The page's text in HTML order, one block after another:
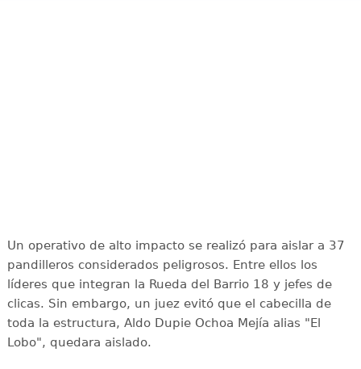
Un operativo de alto impacto se realizó para aislar a 37
pandilleros considerados peligrosos. Entre ellos los
líderes que integran la Rueda del Barrio 18 y jefes de
clicas. Sin embargo, un juez evitó que el cabecilla de
toda la estructura, Aldo Dupie Ochoa Mejía alias "El
Lobo", quedara aislado.